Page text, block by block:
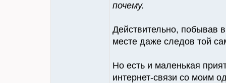
почему.
Действительно, побывав
месте даже следов той
Но есть и маленькая
интернет-связи со моим